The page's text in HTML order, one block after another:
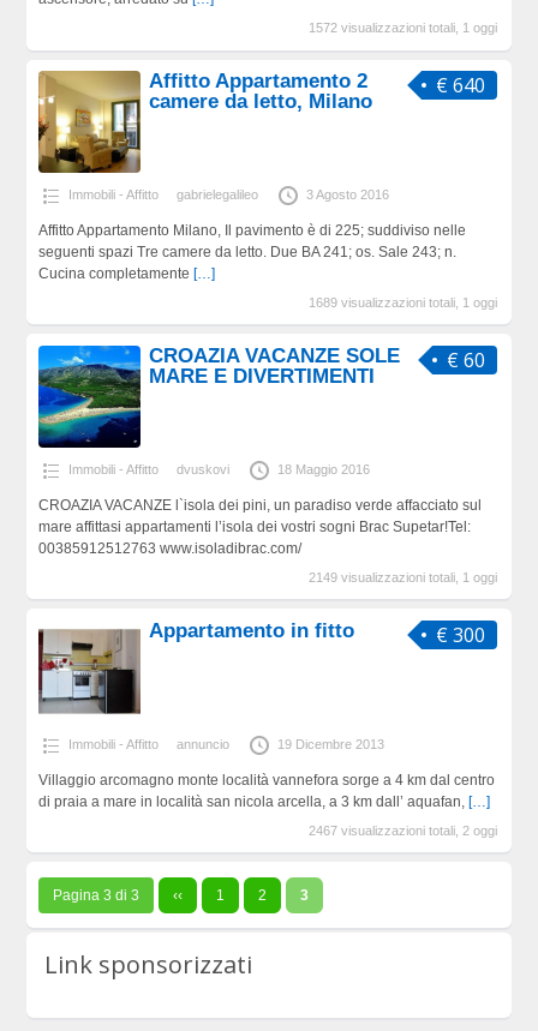
1572 visualizzazioni totali, 1 oggi
€ 640
Affitto Appartamento 2
camere da letto, Milano
Immobili - Affitto gabrielegalileo 3 Agosto 2016
Affitto Appartamento Milano, Il pavimento è di 225; suddiviso nelle
seguenti spazi Tre camere da letto. Due BA 241; os. Sale 243; n.
Cucina completamente […]
1689 visualizzazioni totali, 1 oggi
€ 60
CROAZIA VACANZE SOLE
MARE E DIVERTIMENTI
Immobili - Affitto dvuskovi 18 Maggio 2016
CROAZIA VACANZE l`isola dei pini, un paradiso verde affacciato sul
mare affittasi appartamenti l’isola dei vostri sogni Brac Supetar!Tel:
00385912512763 www.isoladibrac.com/
2149 visualizzazioni totali, 1 oggi
€ 300
Appartamento in fitto
Immobili - Affitto annuncio 19 Dicembre 2013
Villaggio arcomagno monte località vannefora sorge a 4 km dal centro
di praia a mare in località san nicola arcella, a 3 km dall’ aquafan, […]
2467 visualizzazioni totali, 2 oggi
Pagina 3 di 3 ‹‹ 1 2 3
Link sponsorizzati